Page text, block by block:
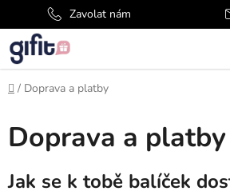
na
obsah
Zavolat nám
Domů
/ Doprava a platby
Doprava a platby
Jak se k tobě balíček